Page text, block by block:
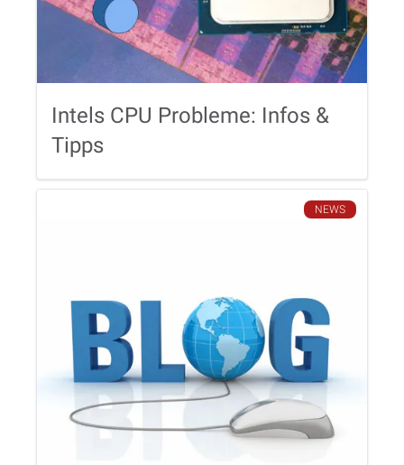
Intels CPU Probleme: Infos &
Tipps
NEWS